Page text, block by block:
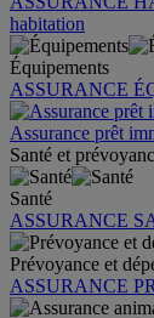
habitation
Équipements
ASSURANCE
Assurance prêt
Santé et
Santé
ASSURANCE
Prévoyance et
ASSURANCE